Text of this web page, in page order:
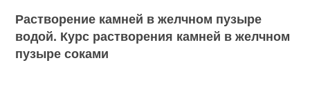
Растворение камней в желчном пузыре
водой. Курс растворения камней в желчном
пузыре соками